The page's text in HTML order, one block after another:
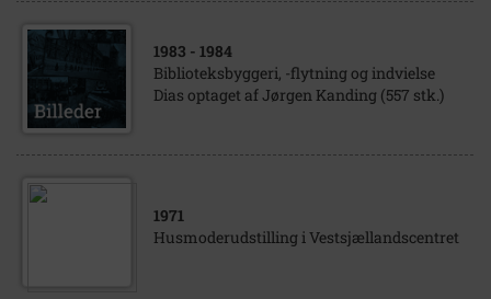
1983 - 1984
Biblioteksbyggeri, -flytning og indvielse
Dias optaget af Jørgen Kanding (557 stk.)
1971
Husmoderudstilling i Vestsjællandscentret